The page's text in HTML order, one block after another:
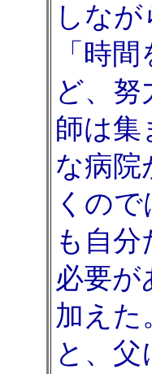
しな
「時
ど、
師は集
な病院
くの
も自
必要が
加えた
と、